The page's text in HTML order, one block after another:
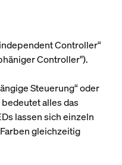
Controller“
Controller").
Steuerung“ oder
bedeutet alles das
lassen sich einzeln
gleichzeitig